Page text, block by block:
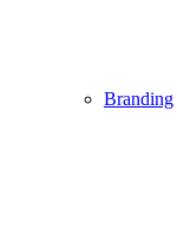
Branding